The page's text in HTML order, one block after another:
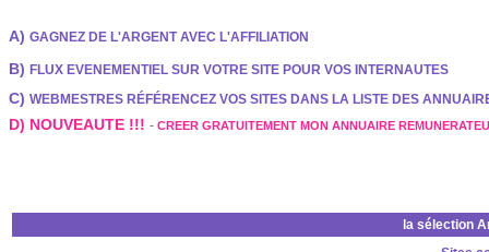
A) GAGNEZ DE L'ARGENT AVEC L'AFFILIATION
B) FLUX EVENEMENTIEL SUR VOTRE SITE POUR VOS INTERNAUTES
C) WEBMESTRES RÉFÉRENCEZ VOS SITES DANS LA LISTE DES
D) NOUVEAUTE !!! - CREER GRATUITEMENT MON ANNUAIRE
la sélection